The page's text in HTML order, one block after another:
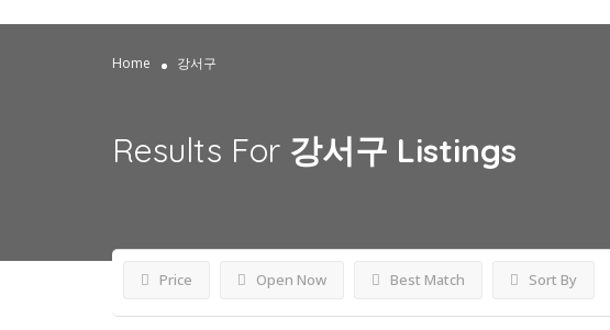
Home 강서구
Results For 강서구 Listings
Price Open Now Best Match Sort By